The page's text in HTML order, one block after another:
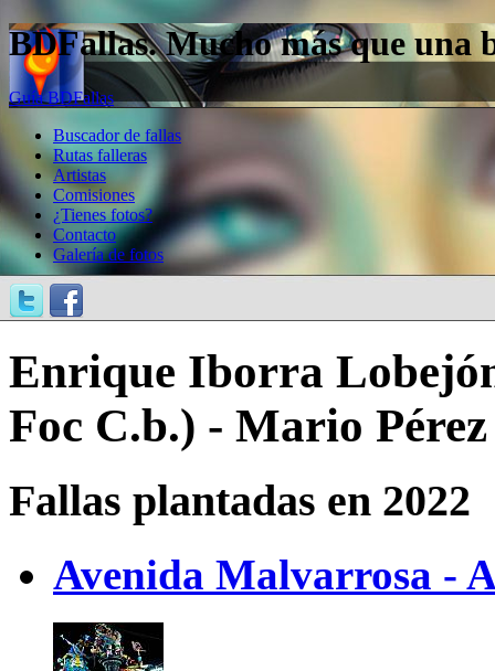
BDFallas. Mucho más que una
Guía BDFallas
Buscador de fallas
Rutas falleras
Artistas
Comisiones
¿Tienes fotos?
Contacto
Galería de fotos
Enrique Iborra
Foc C.b.) - Mario Pérez
Fallas plantadas en 2022
Avenida Malvarrosa -